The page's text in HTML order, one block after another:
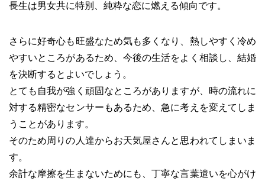
長生は男女共に特別、純粋な恋に燃える傾向です。
さらに好奇心も旺盛なため気も多くなり、熱しやすく冷め
やすいところがあるため、今後の生活をよく相談し、結婚
を決断するとよいでしょう。
とても自我が強く頑固なところがありますが、時の流れに
対する精密なセンサーもあるため、急に考えを変えてしま
うことがあります。
そのため周りの人達からお天気屋さんと思われてしまいま
す。
余計な摩擦を生まないためにも、丁寧な言葉遣いを心がけ